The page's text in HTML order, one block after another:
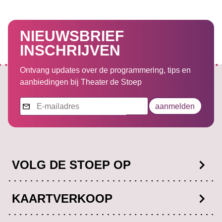
NIEUWSBRIEF
INSCHRIJVEN
Ontvang updates over de programmering, tips en
aanbiedingen bij Theater de Stoep
Nieuwsbrief aanmelden
VOLG DE STOEP OP
KAARTVERKOOP